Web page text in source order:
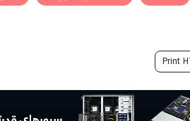
Print